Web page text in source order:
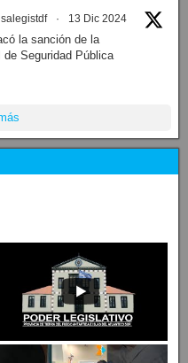
· 13 Dic 2024
la sanción de la
Seguridad Pública